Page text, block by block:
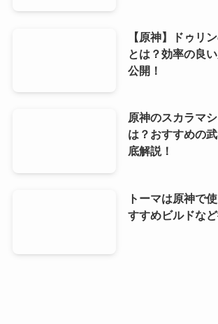
【原神】ドゥリ
とは？効率の良
公開！
原神のスカラマ
は？おすすめの
底解説！
トーマは原神で
すすめビルドなど